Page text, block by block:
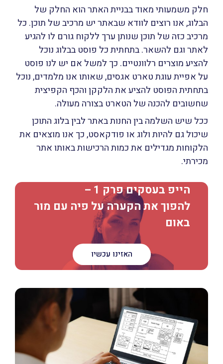
חלק משמעותי מאוד בבניית האתר הוא החלק של
הבלוג, אנו רוצים לוודא שבאתר יש מרכיב של תוכן. כל
מרכיב כזה של תוכן שנותן ערך ללקוח גורם לו להגיע
לאתר וגם להשאר. בתחתית כל פוסט בבלוג נוכל
להציע מוצרים רלוונטיים. כך למשל אם יש לנו פוסט
על אפיית עוגת טארט אגסים, שאותו אנו מלמדים, נוכל
בתחתית הפוסט להציע את הלקקן והכף הקפיצית
שחשובים להכנה של הטארט בצורה מעולה.
ככל שיש השלמה בין החנות באתר לבין בלוג התוכן
שיכול גם להיות ולוג או פודקאסט, כך אנו מוצאים את
הלקוחות מגדילים את כמות הרכישות באותו אתר
מכירתי.
הייפ בעסקים פרק 1 –
להפוך את הקערה על פיה עם מור
באום
האזינו עכשיו